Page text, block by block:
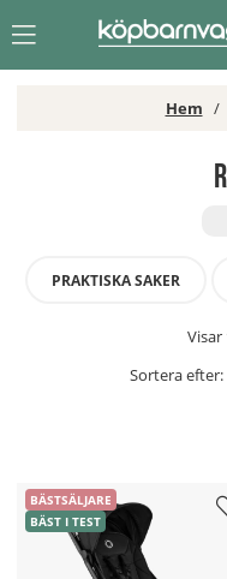
Hem
PRAKTISKA SAKER
Visar
Sortera efter:
BÄSTSÄLJARE
BÄST I TEST